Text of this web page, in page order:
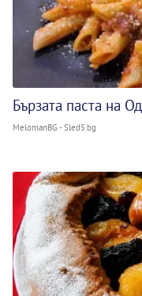
Бързата паста на
MelomanBG - Sled5.bg